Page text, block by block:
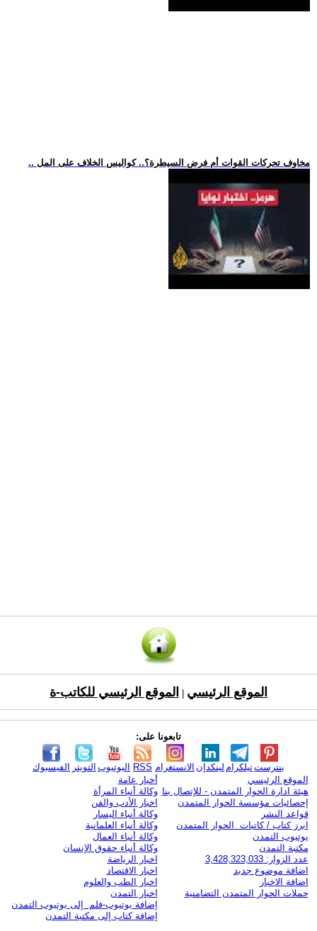
.. مخاوف تحركات القوات أم فرض السيطرة؟.. كواليس الخلاف على المل
الموقع الرئيسي الموقع الرئيسي للكاتب-ة
تابعونا على:
الفيسبوك التويتر اليوتيوب RSS الانستغرام لينكدإن تيلكرامبنترست
الموقع الرئيسي
هيئة ادارة الحوار المتمدن - للإتصال بنا
إحصائيات مؤسسة الحوار المتمدن
قواعد النشر
ابرز كتاب / كاتبات الحوار المتمدن
يوتيوب التمدن
مكتبة التمدن
عدد الزوار: 3,428,323,033
اضافة موضوع جديد
اضافة الاخبار
حملات الحوار المتمدن التضامنية
أخبار عامة
وكالة أنباء المرأة
اخبار الأدب والفن
وكالة أنباء اليسار
وكالة أنباء العلمانية
وكالة أنباء العمال
وكالة أنباء حقوق الإنسان
اخبار الرياضة
اخبار الاقتصاد
اخبار الطب والعلوم
اخبار التمدن
إضافة يوتيوب-فلم إلى يوتيوب التمدن
إضافة كتاب إلى مكتبة التمدن